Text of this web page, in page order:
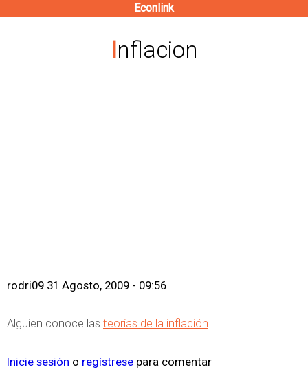
contenido
Econlink
Inflacion
rodri09 31 Agosto, 2009 - 09:56
Alguien conoce las teorias de la inflación
Inicie sesión o regístrese para comentar